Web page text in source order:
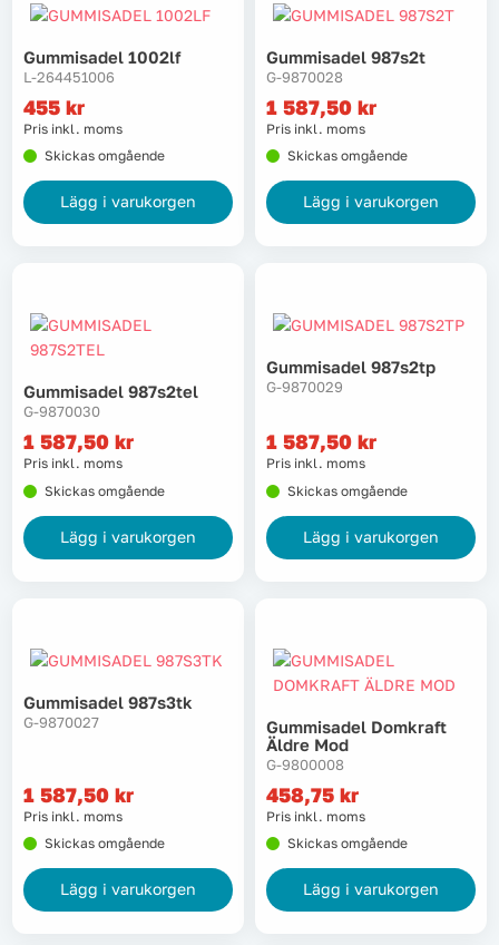
Outlet
Verktyg
Värme, VVS & inomhusklimat
Hem Kampanjer
Varumärken Videoklipp
Om oss Kontakta oss
Gummisadel 1002lf
L-264451006
455 kr
Pris inkl. moms
Skickas omgående
Lägg i varukorgen
Gummisadel 987s2t
G-9870028
1 587,50 kr
Pris inkl. moms
Skickas omgående
Lägg i varukorgen
Gummisadel 987s2tel
G-9870030
1 587,50 kr
Pris inkl. moms
Skickas omgående
Lägg i varukorgen
Gummisadel 987s2tp
G-9870029
1 587,50 kr
Pris inkl. moms
Skickas omgående
Lägg i varukorgen
Gummisadel 987s3tk
G-9870027
1 587,50 kr
Pris inkl. moms
Skickas omgående
Lägg i varukorgen
Gummisadel Domkraft
Äldre Mod
G-9800008
458,75 kr
Pris inkl. moms
Skickas omgående
Lägg i varukorgen